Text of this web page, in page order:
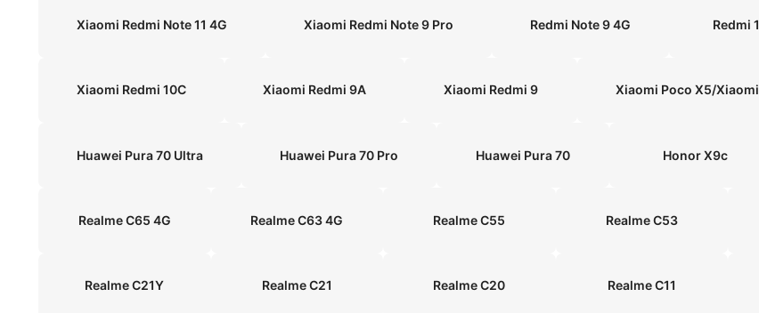
Xiaomi Redmi Note 11 4G Xiaomi Redmi Note 9 Pro Redmi Note 9 4G Redmi
Xiaomi Redmi 10C Xiaomi Redmi 9A Xiaomi Redmi 9 Xiaomi Poco X5/
Huawei Pura 70 Ultra Huawei Pura 70 Pro Huawei Pura 70 Honor X9c
Realme C65 4G Realme C63 4G Realme C55 Realme C53
Realme C21Y Realme C21 Realme C20 Realme C11